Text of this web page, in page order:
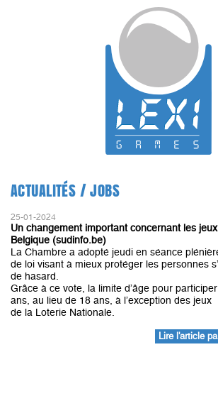
ACTUALITÉS / JOBS
25-01-2024
Un changement important concernant les
Belgique (sudinfo.be)
La Chambre a adopté jeudi en séance
de loi visant à mieux protéger les personnes
de hasard.
Grâce à ce vote, la limite d’âge pour
ans, au lieu de 18 ans, à l’exception des jeux
de la Loterie Nationale.
Lire l'article